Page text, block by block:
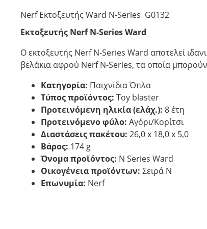
Nerf Εκτοξευτής Ward N-Series G0132
Εκτοξευτής Nerf N-Series Ward
Ο εκτοξευτής Nerf N-Series Ward αποτελεί
βελάκια αφρού Nerf N-Series, τα οποία
Κατηγορία: Παιχνίδια Όπλα
Τύπος προϊόντος: Toy blaster
Προτεινόμενη ηλικία (ελάχ.): 8 έτη
Προτεινόμενο φύλο: Αγόρι/Κορίτσι
Διαστάσεις πακέτου: 26,0 x 18,0 x 5,0
Βάρος: 174 g
Όνομα προϊόντος: N Series Ward
Οικογένεια προϊόντων: Σειρά N
Επωνυμία: Nerf